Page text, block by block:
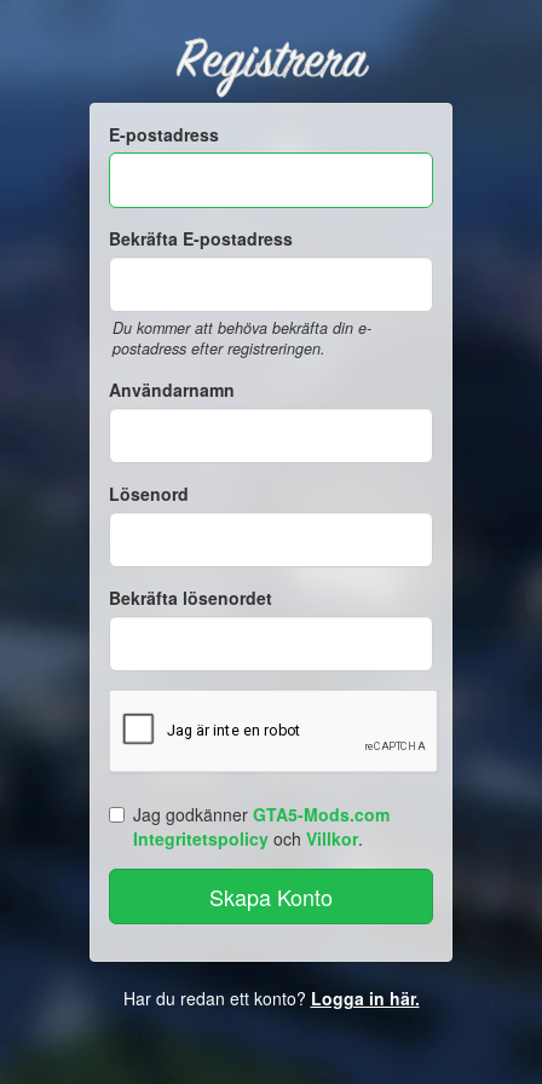
Registrera
E-postadress
Bekräfta E-postadress
Du kommer att behöva bekräfta din e-
postadress efter registreringen.
Användarnamn
Lösenord
Bekräfta lösenordet
Jag godkänner GTA5-Mods.com
Integritetspolicy och Villkor.
Har du redan ett konto? Logga in här.